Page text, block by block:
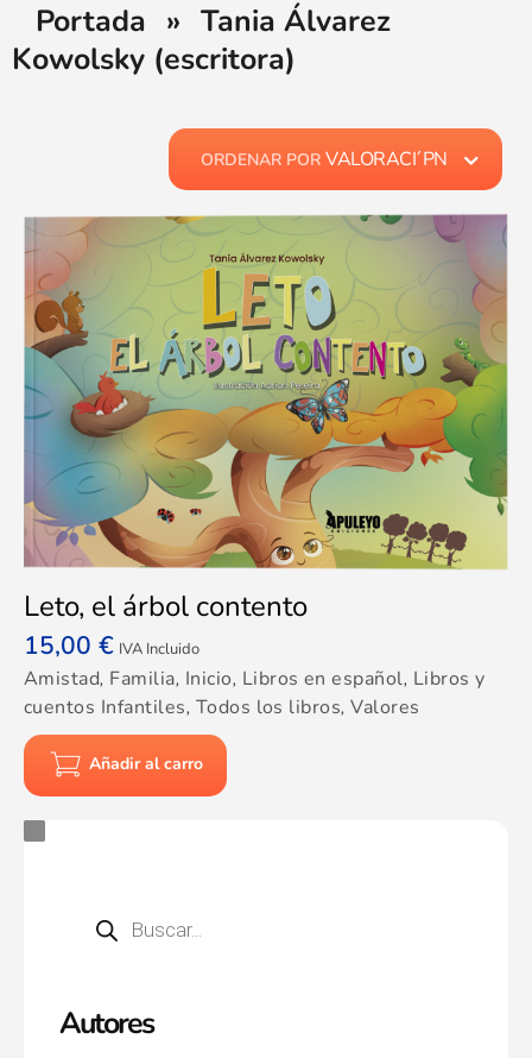
Portada » Tania Álvarez
Kowolsky (escritora)
Autores
ORDENAR PORVALORACI´PN
Leto, el árbol contento
15,00 € IVA Incluido
Amistad, Familia, Inicio, Libros en español, Libros y
cuentos Infantiles, Todos los libros,Valores
Añadir al carro